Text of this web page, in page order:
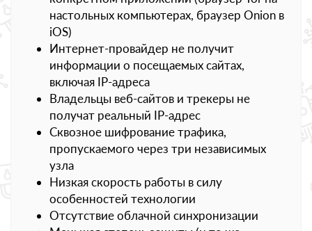
настольных компьютерах, браузер Onion в
iOS)
Интернет-провайдер не получит
информации о посещаемых сайтах,
включая IP-адреса
Владельцы веб-сайтов и трекеры не
получат реальный IP-адрес
Сквозное шифрование трафика,
пропускаемого через три независимых
узла
Низкая скорость работы в силу
особенностей технологии
Отсутствие облачной синхронизации